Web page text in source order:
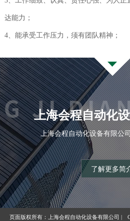
达能力；
4、能承受工作压力，须有团队精神；
上海会程自动化
上海会程自动化设备有限公
了解更多简
页面版权所有：上海会程自动化设备有限公司 |